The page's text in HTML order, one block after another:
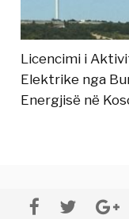
Licencimi i
Elektrike nga
Energjisë në